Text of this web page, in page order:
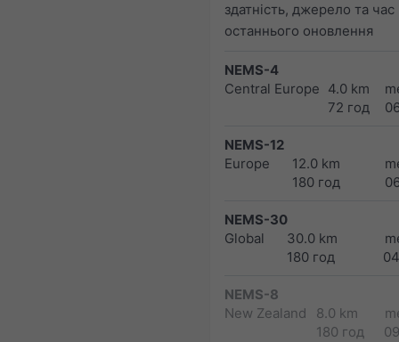
здатність, джерело та час
останнього оновлення
NEMS-4
Central Europe 4.0 km
72 год
NEMS-12
Europe
12.0 km
180 год
NEMS-30
Global
30.0 km
180 год
NEMS-8
New Zealand
8.0 km
180 год